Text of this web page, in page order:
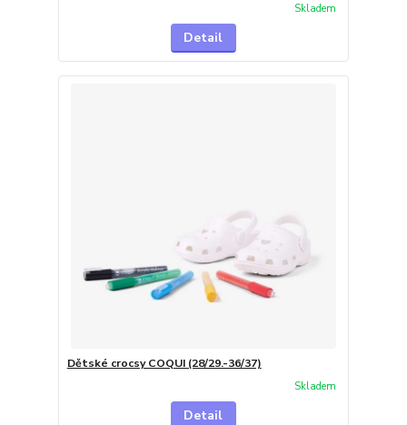
Skladem
Detail
Dětské crocsy COQUI (28/29.-36/37)
Skladem
Detail